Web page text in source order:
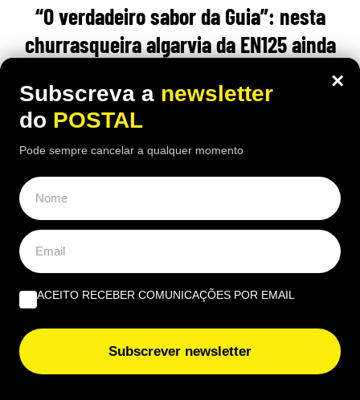
“O verdadeiro sabor da Guia”: nesta
churrasqueira algarvia da EN125 ainda
pode comer “excelente frango à Guia”
por 6,50€
16:40 5 Agosto, 2026
receitas mais conhecidas de frango assado do
Algarve continuam a chamar clientes durante o
verão
×
Subscreva a newsletter
do POSTAL
Pode sempre cancelar a qualquer momento
ACEITO RECEBER COMUNICAÇÕES POR EMAIL
Subscrever newsletter